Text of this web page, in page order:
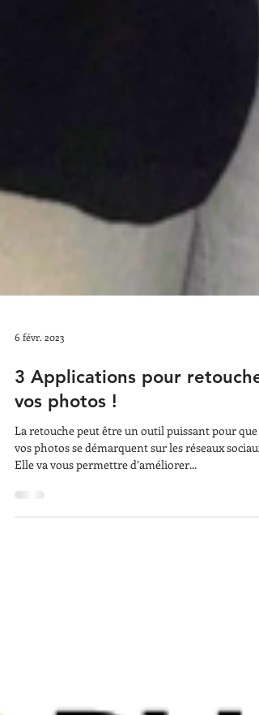
6 févr. 2023
3 Applications pour retoucher
vos photos !
vos photos se démarquent sur les réseaux sociaux.
Elle va vous permettre d’améliorer...